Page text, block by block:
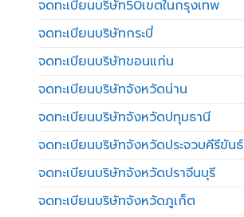
จดทะเบียนบริษัท50เขตในกรุงเทพ
จดทะเบียนบริษัทกระบี่
จดทะเบียนบริษัทขอนแก่น
จดทะเบียนบริษัทจังหวัดน่าน
จดทะเบียนบริษัทจังหวัดปทุมธานี
จดทะเบียนบริษัทจังหวัดประจวบคีรีขันธ์
จดทะเบียนบริษัทจังหวัดปราจีนบุรี
จดทะเบียนบริษัทจังหวัดภูเก็ต